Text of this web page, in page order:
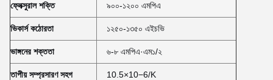
ফ্লেক্সুরাল শক্তি ৯০০-১২০০ এমপিএ
ভিকার্স কঠোরতা ১২৫০-১৩৫০ এইচভি
ভাঙ্গনের শক্ততা ৬-৮ এমপিএ·এম১/২
তাপীয় সম্প্রসারণ সহগ 10.5×10−6/K